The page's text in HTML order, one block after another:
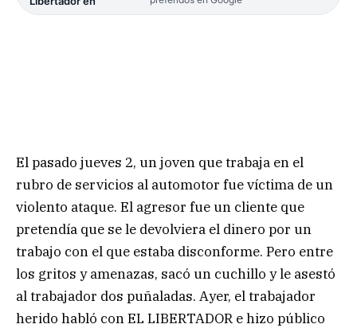
El pasado jueves 2, un joven que trabaja en el
rubro de servicios al automotor fue víctima de un
violento ataque. El agresor fue un cliente que
pretendía que se le devolviera el dinero por un
trabajo con el que estaba disconforme. Pero entre
los gritos y amenazas, sacó un cuchillo y le asestó
al trabajador dos puñaladas. Ayer, el trabajador
herido habló con EL LIBERTADOR e hizo público